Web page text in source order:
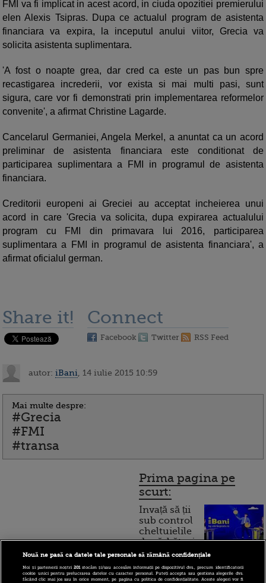
FMI va fi implicat in acest acord, in ciuda opozitiei premierului
elen Alexis Tsipras. Dupa ce actualul program de asistenta
financiara va expira, la inceputul anului viitor, Grecia va
solicita asistenta suplimentara.
'A fost o noapte grea, dar cred ca este un pas bun spre
recastigarea increderii, vor exista si mai multi pasi, sunt
sigura, care vor fi demonstrati prin implementarea reformelor
convenite', a afirmat Christine Lagarde.
Cancelarul Germaniei, Angela Merkel, a anuntat ca un acord
preliminar de asistenta financiara este conditionat de
participarea suplimentara a FMI in programul de asistenta
financiara.
Creditorii europeni ai Greciei au acceptat incheierea unui
acord in care 'Grecia va solicita, dupa expirarea actualului
program cu FMI din primavara lui 2016, participarea
suplimentara a FMI in programul de asistenta financiara', a
afirmat oficialul german.
Share it! Connect
Facebook Twitter RSS Feed
autor: iBani , 14 iulie 2015 10:59
Mai multe despre:
#Grecia
#FMI
#transa
Prima pagina pe
scurt:
Invață să ții
sub control
cheltuielile
de sărbători.
Cum
funcționează cardul de
Nouă ne pasă ca datele tale personale să rămână confidențiale
Noi și partenerii noștri201stocăm și/sau accesăm informații pe dispozitivul dvs., precum identificatorii
cookie unici pentru prelucrarea datelor cu caracter personal. Puteți accepta sau gestiona alegerile dvs.
făcând clic mai jos sau în orice moment, pe pagina cu politica de confidențialitate. Aceste alegeri vor fi